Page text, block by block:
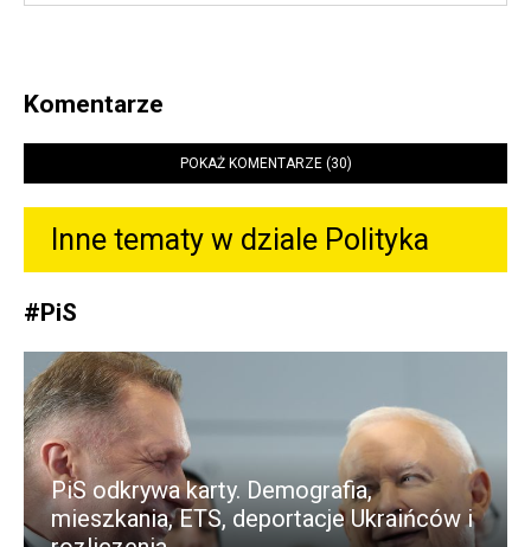
Komentarze
POKAŻ KOMENTARZE (30)
Inne tematy w dziale Polityka
#PiS
PiS odkrywa karty. Demografia,
mieszkania, ETS, deportacje Ukraińców i